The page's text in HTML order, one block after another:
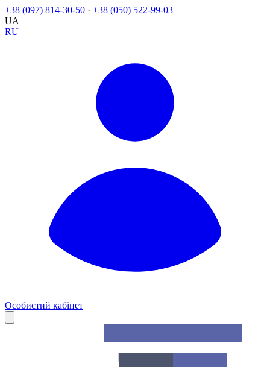
+38 (097) 814-30-50 · +38 (050) 522-99-03
UA
RU
Особистий кабінет